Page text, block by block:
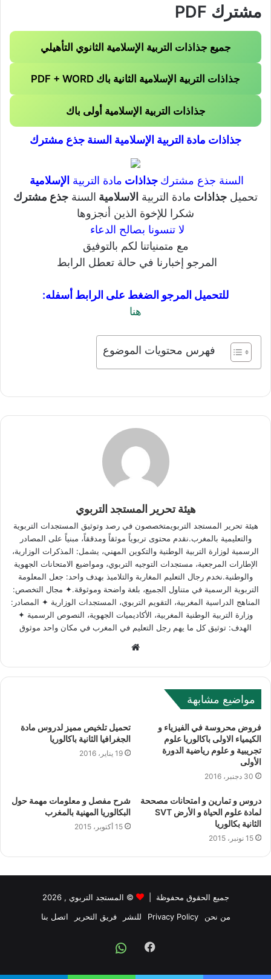
مشترك PDF
جميع جذاذات التربية الإسلامية الثانوي التأهيلي
جذاذات التربية الإسلامية الثانية باك PDF + WORD
جذاذات التربية الإسلامية أولى باك
جذاذات مادة التربية الإسلامية السنة جذع مشترك
السنة جذع مشترك جذاذات مادة التربية الإسلامية
تحميل جذاذات مادة التربية الاسلامية السنة جذع مشترك
شكرا للإخوة الذين أنجزوها
لا تنسونا بصالح الدعاء
مع متمنياتنا لكم بالتوفيق
المرجو إخبارنا في حالة تعطل الرابط
للتحميل المرجو الضغط على الرابط أسفله:
هنا
فهرس محتويات الموضوع
هيئة تحرير المستجد التربوي
هيئة تحرير المستجد التربويمتخصصون في رصد وتوثيق المستجدات التربوية
والتعليمية بالمغرب.نقدم محتوى تربوياً موثقاً ومدققاً، مبنياً على المصادر
الرسمية لوزارة التربية الوطنية والتكوين المهني، يشمل: المذكرات الوزارية،
الإطارات المرجعية، مستجدات التوجيه التربوي، ومواضيع الامتحانات الجهوية
والوطنية.نخدم رجال التعليم المغاربة والتلاميذ بهدف واحد: جعل المعلومة
التربوية الرسمية في متناول الجميع، بلغة واضحة وموثوقة.✦ مجال التخصص:
المناهج الدراسية المغربية، التقويم التربوي، المستجدات الوزارية ✦ المصادر:
وزارة التربية الوطنية المغربية، الأكاديميات الجهوية، النصوص الرسمية ✦
الهدف: توثيق كل ما يهم رجل التعليم في المغرب في مكان واحد موثوق
مواضيع مشابهة
فروض محروسة في الفيزياء و
الكيمياء الاولى باكالوريا علوم
تجريبية و علوم رياضية الدورة
الأولى
30 دجنبر، 2016
تحميل تلخيص مميز لدروس مادة
الجغرافيا الثانية باكالوريا
19 يناير، 2016
دروس و تمارين و امتحانات مصححة
لمادة علوم الحياة و الأرض SVT
الثانية بكالوريا
15 نونبر، 2015
شرح مفصل و معلومات مهمة حول
البكالوريا المهنية بالمغرب
15 أكتوبر، 2015
جميع الحقوق محفوظة | © المستجد التربوي , 2026
من نحن
Privacy Policy للنشر فريق التحرير اتصل بنا
Facebook